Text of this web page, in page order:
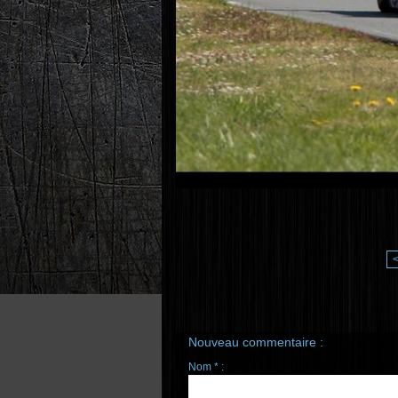
<
Nouveau commentaire :
Nom * :